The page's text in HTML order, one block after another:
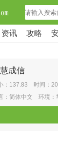
资讯 攻略
成信
：137.83 时间：
：简体中文 环境：